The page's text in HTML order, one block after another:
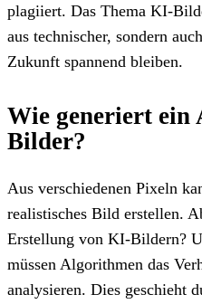
plagiiert. Das Thema KI-
aus technischer, sondern
Zukunft spannend bleiben.
Wie generiert ein
Bilder?
Aus verschiedenen Pixeln
realistisches Bild erstellen.
Erstellung von KI-Bildern?
müssen Algorithmen das
analysieren. Dies geschieht